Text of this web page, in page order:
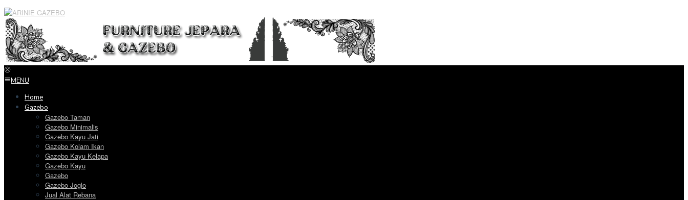
Loncat
ke
konten
MENU
Home
Gazebo
Gazebo Taman
Gazebo Minimalis
Gazebo Kayu Jati
Gazebo Kolam Ikan
Gazebo Kayu Kelapa
Gazebo Kayu
Gazebo
Gazebo Joglo
Jual Alat Rebana